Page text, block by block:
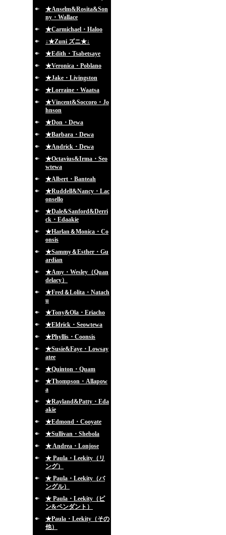
★Anselm&Rosita&Son
ny・Wallace
★Carmichael・Haloo
↓★Zuni ズニ★↓
★Edith・Tsabetsaye
★Veronica・Poblano
★Jake・Livingston
★Lorraine・Waatsa
★Vincent&Soccoro・Jo
hnson
★Don・Dewa
★Barbara・Dewa
★Andrick・Dewa
★Octavius&Irma・Seo
wtewa
★Albert・Banteah
★Ruddell&Nancy・Lac
onsello
★Dale&Sanford&Derri
ck・Edaakie
★Harlan＆Monica・Co
onsis
★Sammy＆Esther・Gu
ardian
★Amy・Wesley（Quan
delacy）
★Fred＆Lolita・Natach
u
★Tony&Ola・Eriacho
★Eldrick・Seowtewa
★Phyllis・Coonsis
★Susie&Faye・Lowsay
atee
★Quinton・Quam
★Thompson・Allapow
a
★Rayland&Patty・Eda
akie
★Edmond・Cooyate
★Sullivan・Shebola
★ Andrea・Lonjose
★ Paula・Leekity（リ
ング）
★ Paula・Leekity（バ
ングル）
★ Paula・Leekity（ピ
ン&ペンダント）
★Paula・Leekity（その
他）